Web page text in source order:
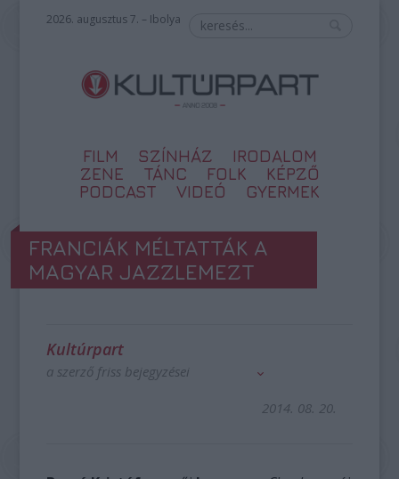
2026. augusztus 7. – Ibolya
FILM SZÍNHÁZ
IRODALOM
ZENE
TÁNC FOLK
KÉPZŐ
PODCAST
VIDEÓ GYERMEK
FRANCIÁK MÉLTATTÁK A
MAGYAR JAZZLEMEZT
Kultúrpart
a szerző friss bejegyzései
2014. 08. 20.